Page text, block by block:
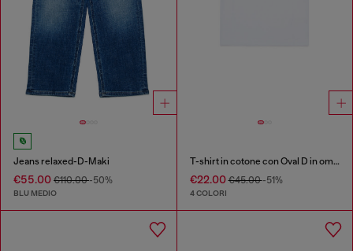
Jeans relaxed-D-Maki
€55.00 €110.00-50%
BLU MEDIO
T-shirt in cotone con Oval D in ombra
€22.00€45.00-51%
4 COLORI